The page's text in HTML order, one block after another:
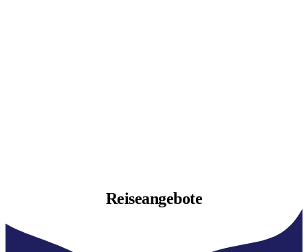
Reiseangebote